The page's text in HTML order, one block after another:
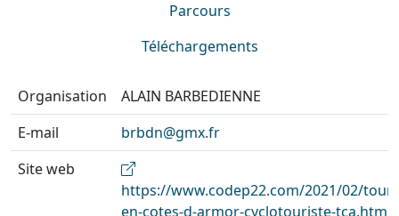
Parcours
Téléchargements
Organisation
ALAIN BARBEDIENNE
E-mail
brbdn@gmx.fr
Site web
https://www.codep22.com/2021/02/tour-
en-cotes-d-armor-cyclotouriste-tca.html